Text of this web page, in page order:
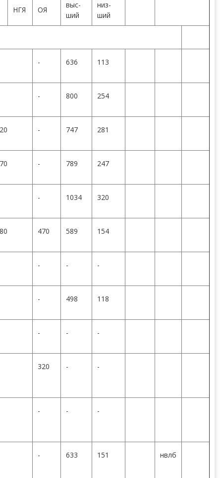
НГЯ ОЯ
выс-
ший
низ-
ший
- 636 113
- 800 254
- 747 281
- 789 247
- 1034 320
470 589 154
- - -
- 498 118
- - -
320 - -
- - -
- 633 151 нвлб